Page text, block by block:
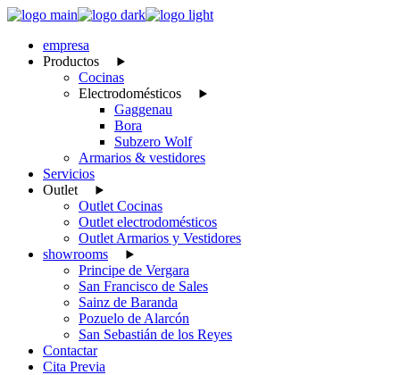
Skip
content
empresa
Productos
Cocinas
Electrodomésticos
Gaggenau
Bora
Subzero Wolf
Armarios & vestidores
Servicios
Outlet
Outlet Cocinas
Outlet electrodomésticos
Outlet Armarios y Vestidores
showrooms
Principe de Vergara
San Francisco de Sales
Sainz de Baranda
Pozuelo de Alarcón
San Sebastián de los Reyes
Contactar
Cita Previa